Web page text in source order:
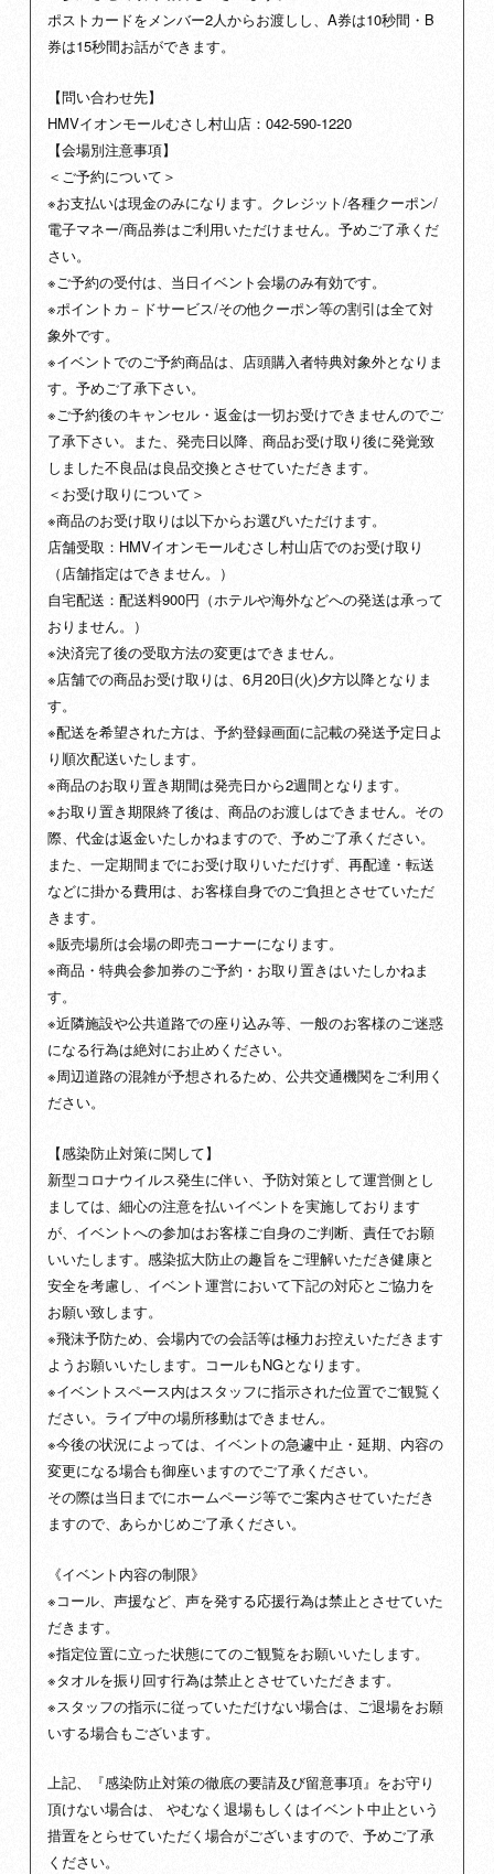
ポストカードをメンバー2人からお渡しし、A券は10秒間・B
券は15秒間お話ができます。
【問い合わせ先】
HMVイオンモールむさし村山店：042-590-1220
【会場別注意事項】
＜ご予約について＞
※お支払いは現金のみになります。クレジット/各種クーポン/
電子マネー/商品券はご利用いただけません。予めご了承くだ
さい。
※ご予約の受付は、当日イベント会場のみ有効です。
※ポイントカ－ドサービス/その他クーポン等の割引は全て対
象外です。
※イベントでのご予約商品は、店頭購入者特典対象外となりま
す。予めご了承下さい。
※ご予約後のキャンセル・返金は一切お受けできませんのでご
了承下さい。また、発売日以降、商品お受け取り後に発覚致
しました不良品は良品交換とさせていただきます。
＜お受け取りについて＞
※商品のお受け取りは以下からお選びいただけます。
店舗受取：HMVイオンモールむさし村山店でのお受け取り
（店舗指定はできません。）
自宅配送：配送料900円（ホテルや海外などへの発送は承って
おりません。）
※決済完了後の受取方法の変更はできません。
※店舗での商品お受け取りは、6月20日(火)夕方以降となりま
す。
※配送を希望された方は、予約登録画面に記載の発送予定日よ
り順次配送いたします。
※商品のお取り置き期間は発売日から2週間となります。
※お取り置き期限終了後は、商品のお渡しはできません。その
際、代金は返金いたしかねますので、予めご了承ください。
また、一定期間までにお受け取りいただけず、再配達・転送
などに掛かる費用は、お客様自身でのご負担とさせていただ
きます。
※販売場所は会場の即売コーナーになります。
※商品・特典会参加券のご予約・お取り置きはいたしかねま
す。
※近隣施設や公共道路での座り込み等、一般のお客様のご迷惑
になる行為は絶対にお止めください。
※周辺道路の混雑が予想されるため、公共交通機関をご利用く
ださい。
【感染防止対策に関して】
新型コロナウイルス発生に伴い、予防対策として運営側とし
ましては、細心の注意を払いイベントを実施しております
が、イベントへの参加はお客様ご自身のご判断、責任でお願
いいたします。感染拡大防止の趣旨をご理解いただき健康と
安全を考慮し、イベント運営において下記の対応とご協力を
お願い致します。
※飛沫予防ため、会場内での会話等は極力お控えいただきます
ようお願いいたします。コールもNGとなります。
※イベントスペース内はスタッフに指示された位置でご観覧く
ださい。ライブ中の場所移動はできません。
※今後の状況によっては、イベントの急遽中止・延期、内容の
変更になる場合も御座いますのでご了承ください。
その際は当日までにホームページ等でご案内させていただき
ますので、あらかじめご了承ください。
《イベント内容の制限》
※コール、声援など、声を発する応援行為は禁止とさせていた
だきます。
※指定位置に立った状態にてのご観覧をお願いいたします。
※タオルを振り回す行為は禁止とさせていただきます。
※スタッフの指示に従っていただけない場合は、ご退場をお願
いする場合もございます。
上記、『感染防止対策の徹底の要請及び留意事項』をお守り
頂けない場合は、 やむなく退場もしくはイベント中止という
措置をとらせていただく場合がございますので、予めご了承
ください。